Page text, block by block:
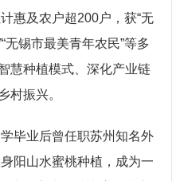
惠及农户超200户，获“无
无锡市最美青年农民”等多
慧种植模式、深化产业链
村振兴。
业后曾任职苏州知名外
阳山水蜜桃种植，成为一